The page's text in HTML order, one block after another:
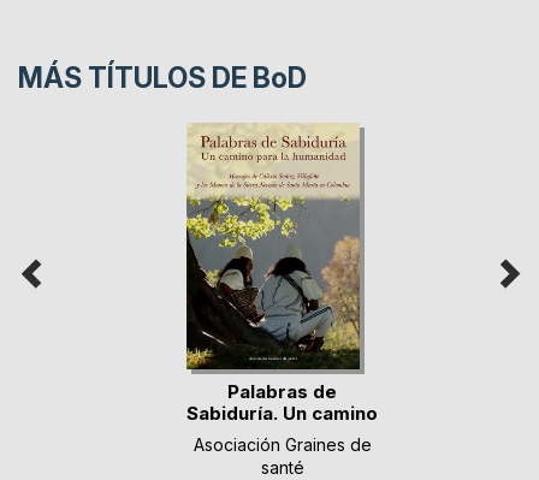
MÁS TÍTULOS DE BoD
Palabras de
Sabiduría. Un camino
p(...)
Asociación Graines de
santé